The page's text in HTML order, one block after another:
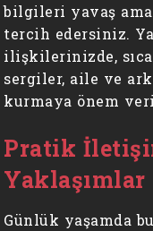
bilgileri yavaş
tercih edersiniz.
ilişkilerinizde,
sergiler, aile ve
kurmaya önem
Pratik
Yaklaşımlar
Günlük yaşamda